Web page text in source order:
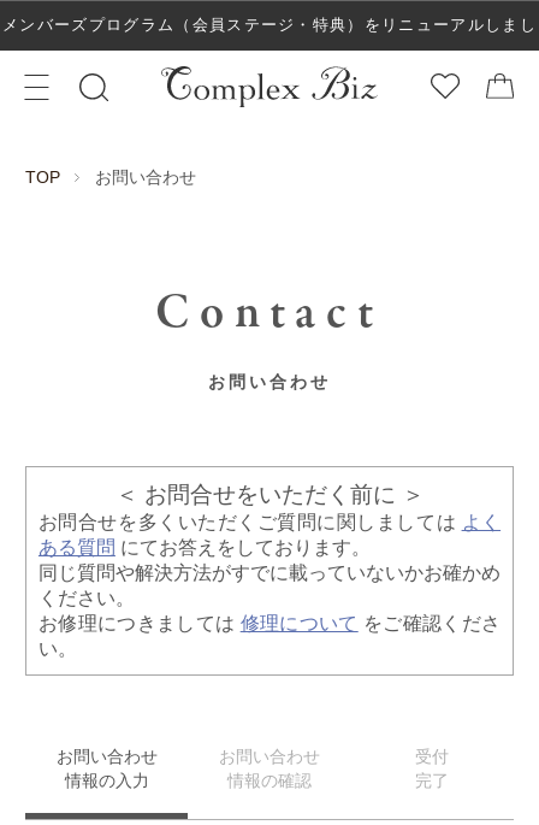
メンバーズプログラム（会員ステージ・特典）をリニューアルしまし
た！
TOP お問い合わせ
Contact
お問い合わせ
＜ お問合せをいただく前に ＞
お問合せを多くいただくご質問に関しましては よく
ある質問 にてお答えをしております。
同じ質問や解決方法がすでに載っていないかお確かめ
ください。
お修理につきましては 修理について をご確認くださ
い。
お問い合わせ
情報の入力
お問い合わせ
情報の確認
受付
完了